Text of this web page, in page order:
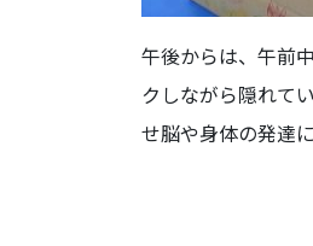
午後からは、午前
クしながら隠れて
せ脳や身体の発達